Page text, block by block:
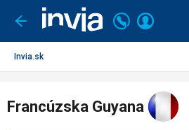
Ísť
späť
Volajte
+421
2
Prihlásiť
Invia.sk
Francúzska Guyana